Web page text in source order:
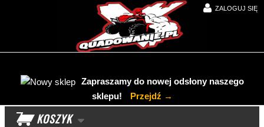
ZALOGUJ SIĘ
Zapraszamy do nowej odsłony naszego
sklepu!
Przejdź →
KOSZYK